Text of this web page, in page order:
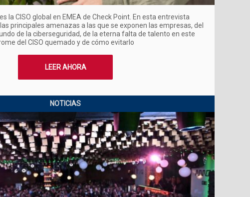
la CISO global en EMEA de Check Point. En esta entrevista
principales amenazas a las que se exponen las empresas, del
de la ciberseguridad, de la eterna falta de talento en este
del CISO quemado y de cómo evitarlo
LEER AHORA
NOTICIAS